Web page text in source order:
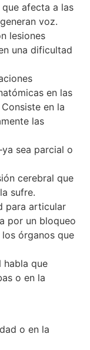
afecta a las
voz.
lesiones
una dificultad
en las
en la
las
sea parcial o
cerebral que
sufre.
para articular
por un bloqueo
órganos que
habla que
o en la
o en la